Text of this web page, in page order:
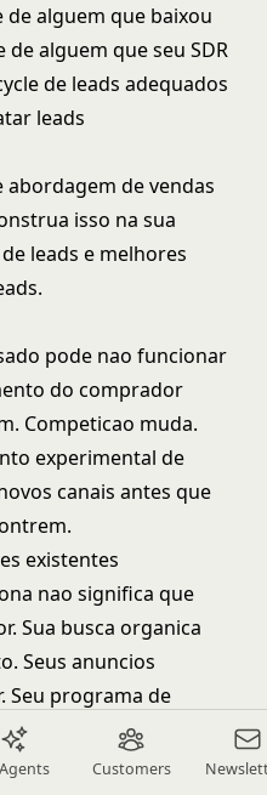
Customers
alguem que baixou
alguem que seu SDR
de leads adequados
leads
de vendas
isso na sua
leads e melhores
.
pode nao funcionar
do comprador
Competicao muda.
experimental de
canais antes que
existentes
nao significa que
Sua busca organica
Seus anuncios
Seu programa de
mais.
Sistemas de
a identificar quais